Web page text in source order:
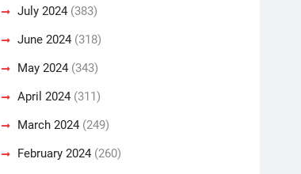
July 2024 (383)
June 2024 (318)
May 2024 (343)
April 2024 (311)
March 2024 (249)
February 2024 (260)